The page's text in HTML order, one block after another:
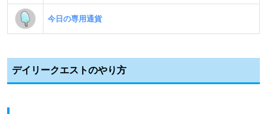
今日の専用通貨
デイリークエストのやり方